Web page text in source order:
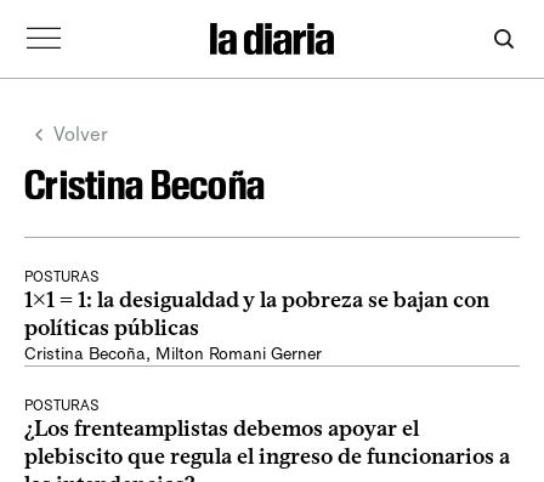
Volver
Cristina Becoña
POSTURAS
1x1 = 1: la desigualdad y la pobreza se bajan con
políticas públicas
Cristina Becoña, Milton Romani Gerner
POSTURAS
¿Los frenteamplistas debemos apoyar el
plebiscito que regula el ingreso de funcionarios a